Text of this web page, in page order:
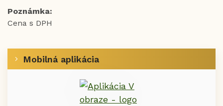
Poznámka:
Cena s DPH
Mobilná aplikácia